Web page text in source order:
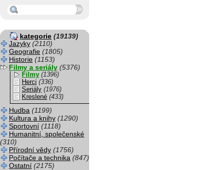
kategorie (19139)
Jazyky (2110)
Geografie (1805)
Historie (1153)
Filmy a seriály (5376)
Filmy (1396)
Herci (336)
Seriály (1976)
Kreslené (433)
Hudba (1199)
Kultura a knihy (1290)
Sportovní (1118)
Humanitní, společenské
(310)
Přírodní vědy (1756)
Počítače a technika (847)
Ostatní (2175)